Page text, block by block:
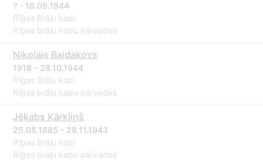
? - 16.09.1944
Rīgas Brāļu kapi
Rīgas brāļu kapu pārvades
Nikolajs Baidakovs
1918 - 28.10.1944
Rīgas Brāļu kapi
Rīgas brāļu kapu pārvades
Jēkabs Kārkliņš
25.08.1885 - 28.11.1943
Rīgas Brāļu kapi
Rīgas brāļu kapu pārvades